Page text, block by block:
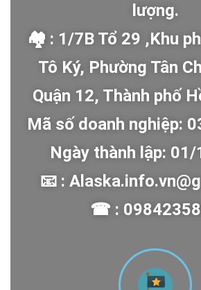
lượng.
🏘 : 1/7B Tổ 29 ,Khu
Tô Ký, Phường Tân
Quận 12, Thành phố
Mã số doanh nghiệp:
Ngày thành lập:
📧 :
☎ :